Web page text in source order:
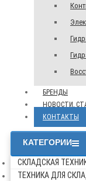
БРЕНДЫ
НОВОСТИ,
КОНТАКТЫ
КАТЕГОРИИ
СКЛАДСКАЯ
ТЕХНИКА ДЛЯ